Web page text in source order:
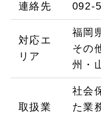
連絡先 092-
対応エ
リア
福岡
その
州・
取扱業
社会
た業